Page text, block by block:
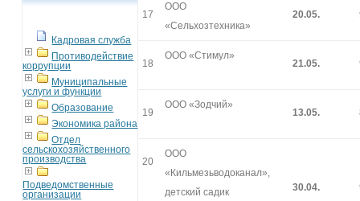
Кадровая служба
Противодействие
коррупции
Муниципальные
услуги и функции
Образование
Экономика района
Отдел
сельскохозяйственного
производства
Подведомственные
организации
17
ООО
«Сельхозтехника»
20.05.
18
ООО «Стимул»
21.05.
19
ООО «Зодчий»
13.05.
20
ООО
«Кильмезьводоканал»,
детский садик
30.04.